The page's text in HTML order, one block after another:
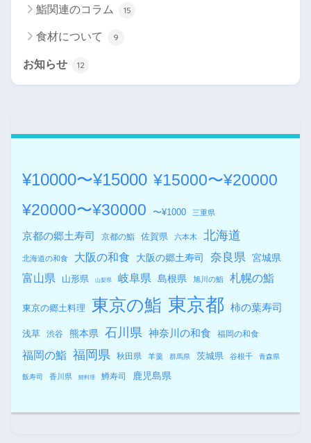
鮨関連のコラム 15
食材について 9
お知らせ 12
¥10000〜¥15000 ¥15000〜¥20000
¥20000〜¥30000
〜¥1000 三重県
京都の郷土寿司 京都の鮨 佐賀県 六本木 北海道
北海道の和食 大阪の和食 大阪の郷土寿司 奈良県 宮城県
富山県 山形県 山梨県 岐阜県 島根県 旭川の鮨 札幌の鮨
東京の郷土料理 東京の鮨 東京都 柿の葉寿司
浅草 渋谷 熊本県 石川県 神奈川の和食 福岡の和食
福岡の鮨 福岡県 秋田県 羊羹 群馬県 茨城県 谷根千 青森県
飯寿司 香川県 鯉料理 鱒寿司 鹿児島県